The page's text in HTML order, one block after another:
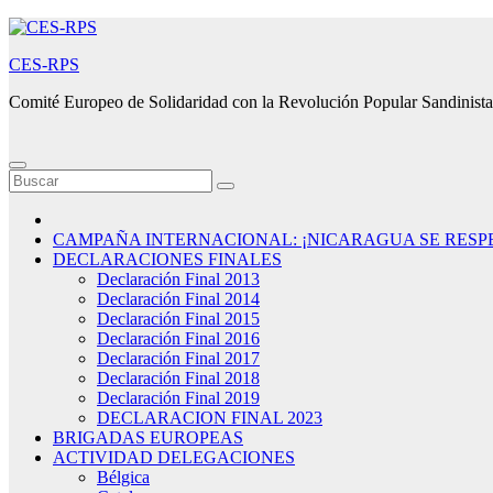
Saltar
contenido
CES-RPS
Comité Europeo de Solidaridad con la Revolución Popular Sandinista
CAMPAÑA INTERNACIONAL: ¡NICARAGUA SE
DECLARACIONES FINALES
Declaración Final 2013
Declaración Final 2014
Declaración Final 2015
Declaración Final 2016
Declaración Final 2017
Declaración Final 2018
Declaración Final 2019
DECLARACION FINAL 2023
BRIGADAS EUROPEAS
ACTIVIDAD DELEGACIONES
Bélgica